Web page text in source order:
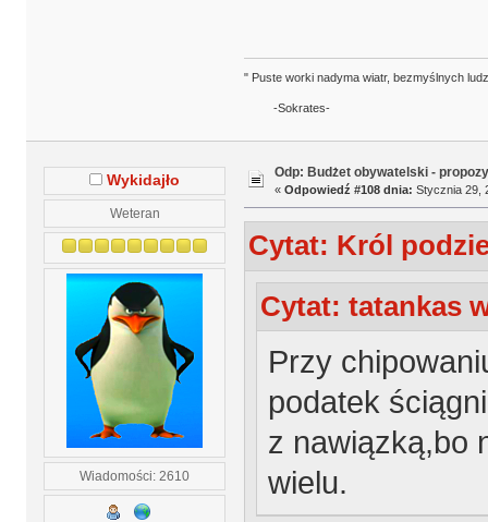
" Puste worki nadyma wiatr, bezmyślnych
-Sokrates-
Wykidajło
Weteran
Wiadomości: 2610
Odp: Budżet obywatelski -
« Odpowiedź #108 dnia: Stycznia 29,
Cytat: Król
Cytat: tatankas
Przy
podatek
z nawiązką,bo
wielu.